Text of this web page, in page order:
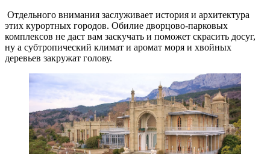
Отдельного внимания заслуживает история и архитектура
этих курортных городов. Обилие дворцово-парковых
комплексов не даст вам заскучать и поможет скрасить досуг,
ну а субтропический климат и аромат моря и хвойных
деревьев закружат голову.